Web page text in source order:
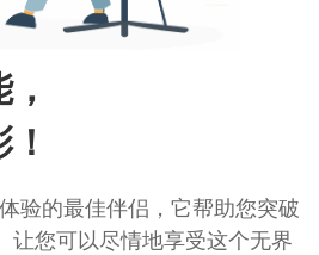
验的最佳伴侣，它帮助您突破
让您可以尽情地享受这个无界